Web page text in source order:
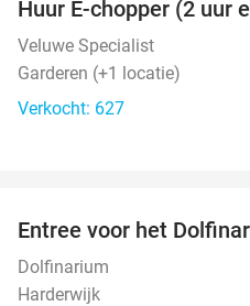
Huur E-chopper (2 uur
Veluwe Specialist
Garderen (+1 locatie)
Verkocht: 627
Entree voor het
Dolfinarium
Harderwijk